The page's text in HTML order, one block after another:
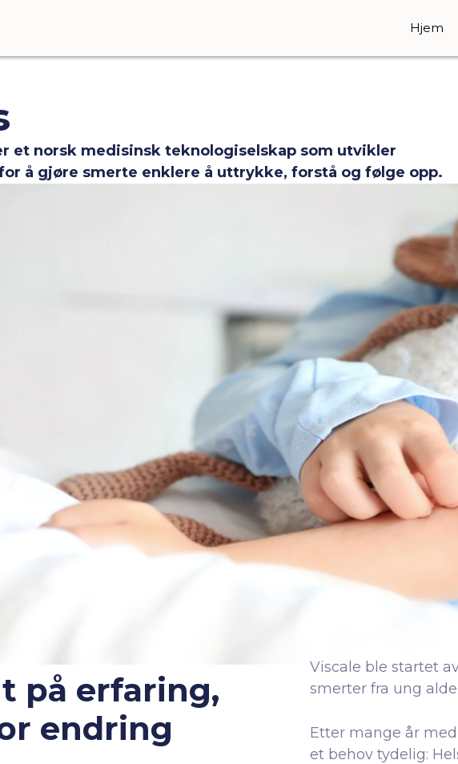
Hjem
et norsk medisinsk teknologiselskap som utvikler
å gjøre smerte enklere å uttrykke, forstå og følge opp.
innsikt, teknologi og design for å skape en mer presis
på erfaring,
endring
Viscale ble startet
smerter fra ung
Etter mange år
et behov tydelig: